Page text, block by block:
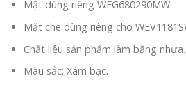
Mặt dùng riêng WEG680290MW.
Mặt che dùng riêng cho
Chất liệu sản phẩm làm bằng nhựa.
Màu sắc: Xám bạc.